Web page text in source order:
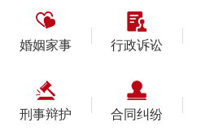
婚姻家事 行政诉讼
刑事辩护 合同纠纷